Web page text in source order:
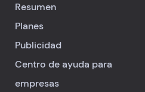
Resumen
Planes
Publicidad
Centro de ayuda para
empresas